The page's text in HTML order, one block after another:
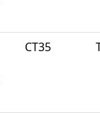
СТ35